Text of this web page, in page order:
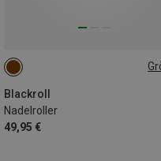
Blackroll
Nadelroller
49,95 €
ONE SIZE